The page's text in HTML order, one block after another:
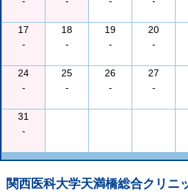
17
-
18
-
19
-
20
-
24
-
25
-
26
-
27
-
31
-
関西医科大学天満橋総合クリニ